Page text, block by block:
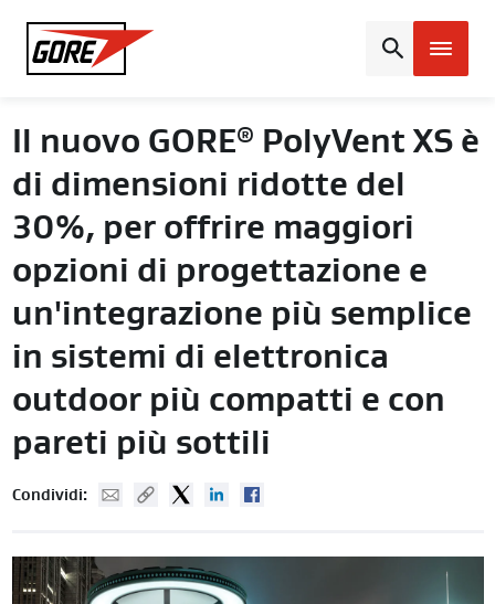
Gore
Il nuovo GORE®
PolyVent XS è
di dimensioni ridotte del
30%, per offrire maggiori
opzioni di progettazione e
un'integrazione più semplice
in sistemi di elettronica
outdoor più compatti e con
pareti più sottili
Condividi: Mail Copy URLTwitterLinked In